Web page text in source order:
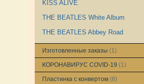
KISS ALIVE
THE BEATLES White Album
THE BEATLES Abbey Road
Изготовленные заказы (1)
КОРОНАВИРУС COVID-19 (1)
Пластинка с конвертом (8)